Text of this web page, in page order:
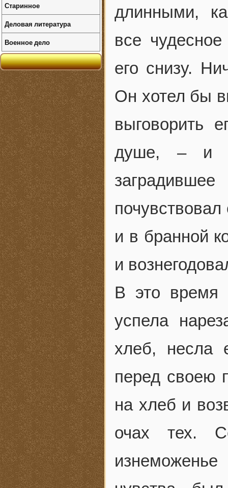
длинными,
все
его снизу.
Он хотел бы
выговорить
душе, – и
и в бранной
и
В это время
успела
хлеб, несла
перед своею
на хлеб и
очах тех.
Старинное
Деловая литература
Военное дело